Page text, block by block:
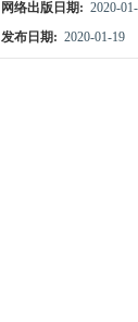
网络出版日期: 2020-
发布日期: 2020-01-19